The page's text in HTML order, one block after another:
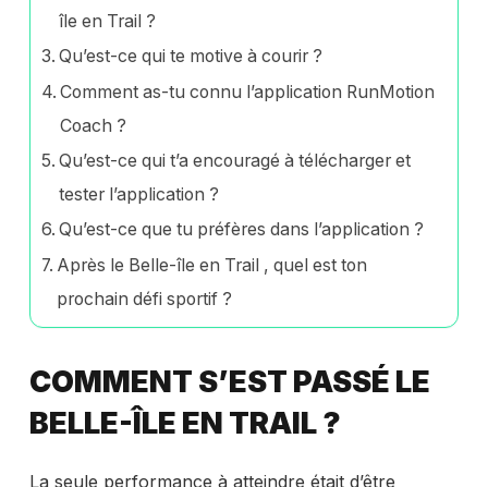
île en Trail ?
Qu’est-ce qui te motive à courir ?
Comment as-tu connu l’application RunMotion
Coach ?
Qu’est-ce qui t’a encouragé à télécharger et
tester l’application ?
Qu’est-ce que tu préfères dans l’application ?
Après le Belle-île en Trail , quel est ton
prochain défi sportif ?
COMMENT S’EST PASSÉ LE
BELLE-ÎLE EN TRAIL ?
La seule performance à atteindre était d’être